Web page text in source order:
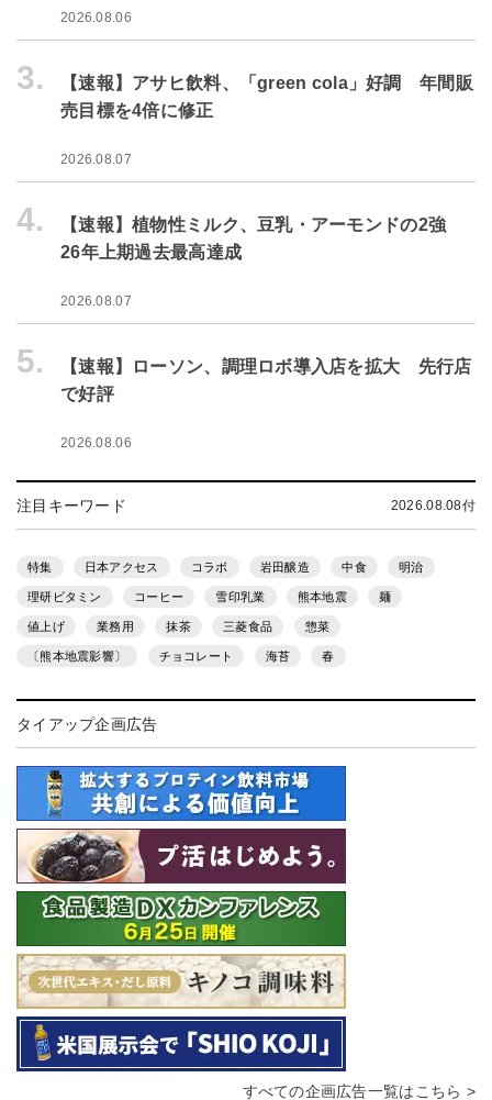
2026.08.06
3.
【速報】アサヒ飲料、「green cola」好調 年間販
売目標を4倍に修正
2026.08.07
4.
【速報】植物性ミルク、豆乳・アーモンドの2強
26年上期過去最高達成
2026.08.07
5.
【速報】ローソン、調理ロボ導入店を拡大 先行店
で好評
2026.08.06
注目キーワード 2026.08.08付
特集 日本アクセス コラボ 岩田醸造 中食 明治
理研ビタミン コーヒー 雪印乳業 熊本地震 麺
値上げ 業務用 抹茶 三菱食品 惣菜
〔熊本地震影響〕 チョコレート 海苔 春
タイアップ企画広告
すべての企画広告一覧はこちら >